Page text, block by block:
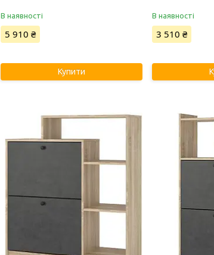
В наявності
5 910 ₴
Купити
В наявності
3 510 ₴